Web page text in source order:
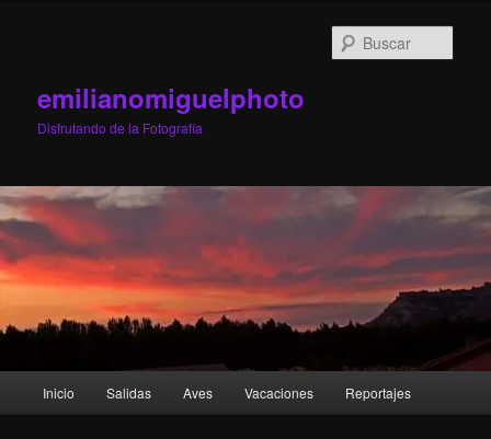
emilianomiguelphoto
Disfrutando de la Fotografía
Inicio Salidas Aves Vacaciones Reportajes